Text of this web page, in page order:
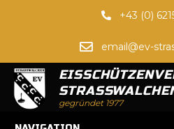
+43 (0)
email@ev-
gegründet 1977